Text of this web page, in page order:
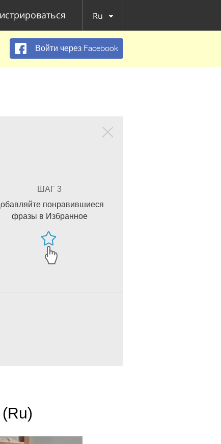
Ru
Войти через Facebook
ШАГ 3
понравившиеся
фразы в Избранное